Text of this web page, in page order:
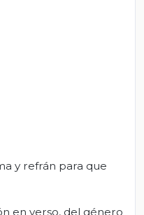
y refrán para que
en verso, del género